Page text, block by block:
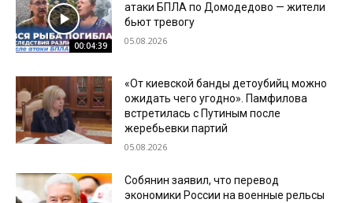
00:04:39
атаки БПЛА по Домодедово — жители
бьют тревогу
05.08.2026
«От киевской банды детоубийц можно
ожидать чего угодно». Памфилова
встретилась с Путиным после
жеребьевки партий
05.08.2026
Собянин заявил, что перевод
экономики России на военные рельсы